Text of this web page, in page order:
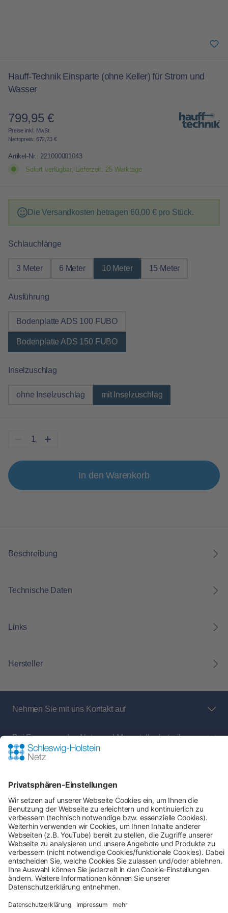
Hauff-Technik Einsparte (ohne Keller) für Strom und
Wasser
Regulärer Preis:
799,95 €
Preise inkl. MwSt.
Nettopreis: 672,23 €
Artikel-Nr.:221000001043
Sofort verfügbar, Lieferzeit: 25 Werktage
Die Versandkosten betragen 60,00 € pro Stück.
Schlauchlängeauswählen
3 Meter 6 Meter 10 Meter 15 Meter
Ausführungauswählen
Bodenplatte ADS 100 FUBO
Bodenplatte ADS 150 FUBO
Inselzuschlagauswählen
ohne Inselzuschlag mit Inselzuschlag
In den Warenkorb
Beschreibung
Technische Daten
Links
Hersteller
Nehmen Sie mit uns Kontakt auf
Bei Fragen an den Netz- und Messstellenbetreiber
rund um:
Zahlung & Versand
AGB Verbraucherinformation
Impressum
Datenschutz
Cookie-Einstellungen
Alle Preise inkl. gesetzl. Mehrwertsteuer zzgl.
nicht anders angegeben.